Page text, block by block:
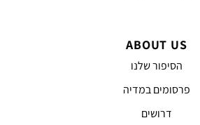
ABOUT US
הסיפור שלנו
פרסומים במדיה
דרושים